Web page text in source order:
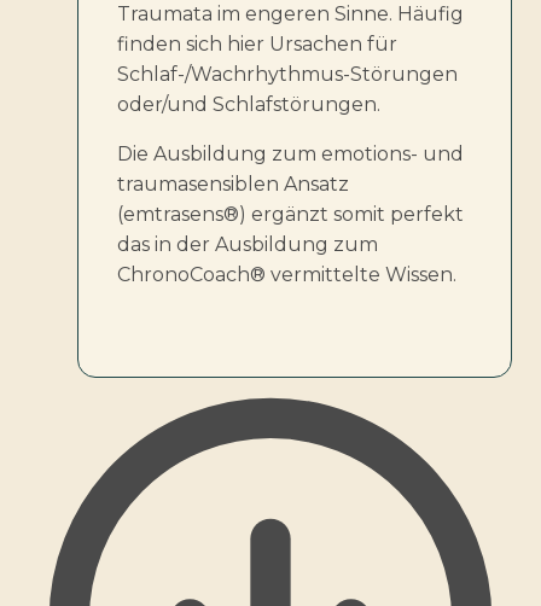
Traumata im engeren Sinne. Häufig
finden sich hier Ursachen für
Schlaf-/Wachrhythmus-Störungen
oder/und Schlafstörungen.
Die Ausbildung zum emotions- und
traumasensiblen Ansatz
(emtrasens®) ergänzt somit perfekt
das in der Ausbildung zum
ChronoCoach® vermittelte Wissen.